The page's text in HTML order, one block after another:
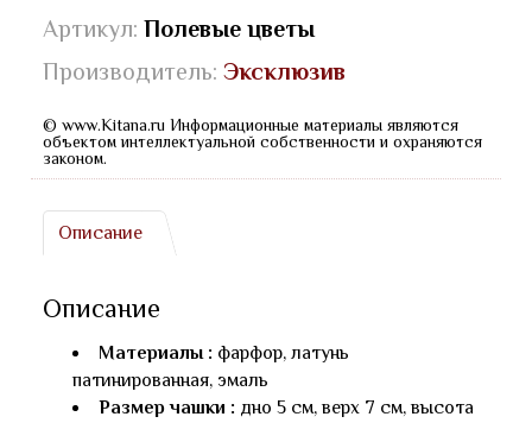
Артикул: Полевые цветы
Производитель: Эксклюзив
© www.Kitana.ru Информационные материалы являются
объектом интеллектуальной собственности и охраняются
законом.
Описание
Описание
Материалы : фарфор, латунь
патинированная, эмаль
Размер чашки : дно 5 см, верх 7 см, высота